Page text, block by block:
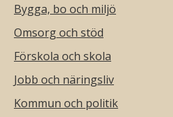
Bygga, bo och miljö
Omsorg och stöd
Förskola och skola
Jobb och näringsliv
Kommun och politik